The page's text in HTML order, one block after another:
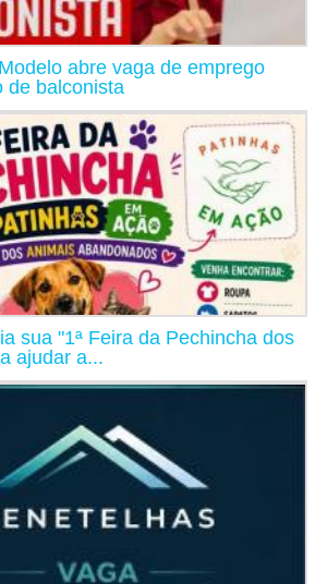
abre vaga de emprego
de balconista
sua "1ª Feira da Pechincha dos
ajudar a...